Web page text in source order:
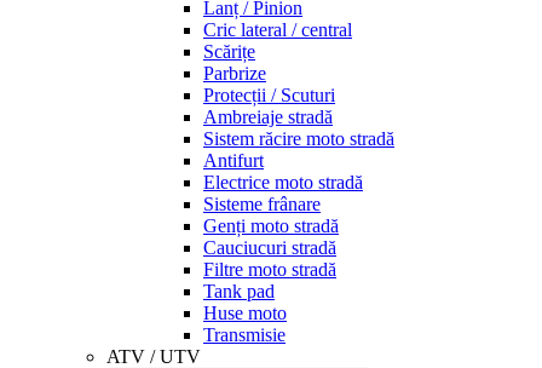
Lanț / Pinion
Cric lateral / central
Scărițe
Parbrize
Protecții / Scuturi
Ambreiaje stradă
Sistem răcire moto stradă
Antifurt
Electrice moto stradă
Sisteme frânare
Genți moto stradă
Cauciucuri stradă
Filtre moto stradă
Tank pad
Huse moto
Transmisie
ATV / UTV